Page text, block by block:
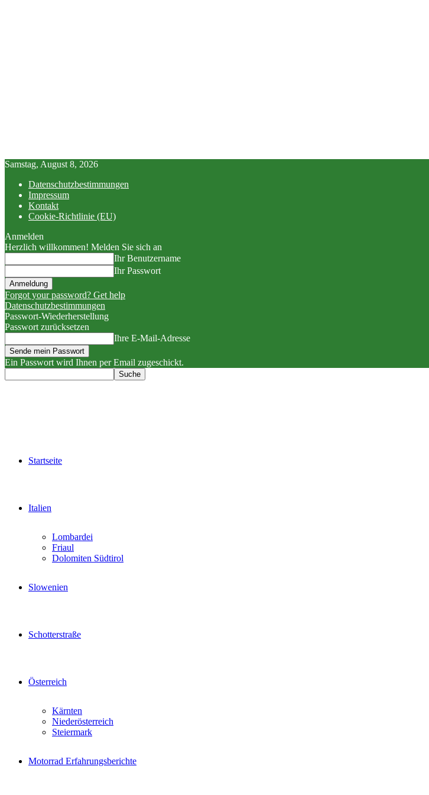
Samstag, August 8, 2026
Datenschutzbestimmungen
Impressum
Kontakt
Cookie-Richtlinie (EU)
Anmelden
Herzlich willkommen! Melden Sie sich an
Ihr Benutzername
Ihr Passwort
Forgot your password? Get help
Datenschutzbestimmungen
Passwort-Wiederherstellung
Passwort zurücksetzen
Ihre E-Mail-Adresse
Ein Passwort wird Ihnen per Email zugeschickt.
Startseite
Italien
Lombardei
Friaul
Dolomiten Südtirol
Slowenien
Schotterstraße
Österreich
Kärnten
Niederösterreich
Steiermark
Motorrad Erfahrungsberichte